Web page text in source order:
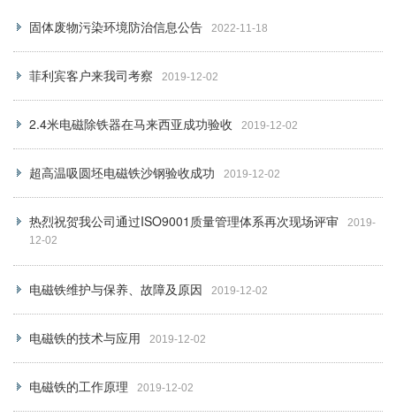
固体废物污染环境防治信息公告 2022-11-18
菲利宾客户来我司考察 2019-12-02
2.4米电磁除铁器在马来西亚成功验收 2019-12-02
超高温吸圆坯电磁铁沙钢验收成功 2019-12-02
热烈祝贺我公司通过ISO9001质量管理体系再次现场评审 2019-
12-02
电磁铁维护与保养、故障及原因 2019-12-02
电磁铁的技术与应用 2019-12-02
电磁铁的工作原理 2019-12-02